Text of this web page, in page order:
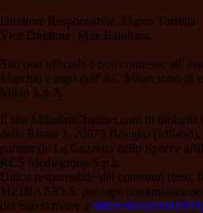
Direttore Responsabile: Marco Torretta
Vice Direttore: Max Bambara.
Sito non ufficiale e non connesso all'
Marchio e logo dell' AC Milan sono di
Milan S.p.A.
Il sito MilanistiChannel.com di
delle Risaie 3, 20079 Basiglio
partner de La Gazzetta dello Sport e
RCS Mediagroup S.p.a..
Unico responsabile dei contenuti (testi,
MEDIA SRLS; per ogni
del Sito scrivere a